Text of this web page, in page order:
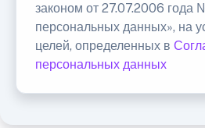
законом от 27.07.2006
персональных данных», на
целей, определенных в
персональных данных